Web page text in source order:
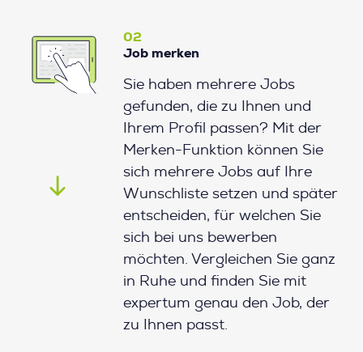
02
Job merken
Sie haben mehrere Jobs
gefunden, die zu Ihnen und
Ihrem Profil passen? Mit der
Merken-Funktion können Sie
sich mehrere Jobs auf Ihre
Wunschliste setzen und später
entscheiden, für welchen Sie
sich bei uns bewerben
möchten. Vergleichen Sie ganz
in Ruhe und finden Sie mit
expertum genau den Job, der
zu Ihnen passt.